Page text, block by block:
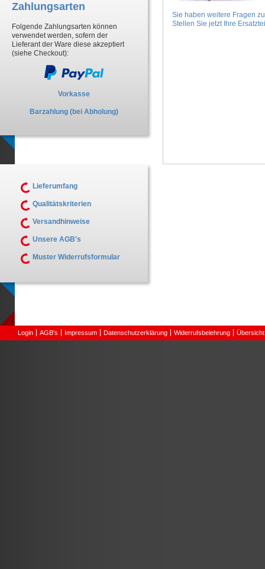
Sie haben weitere Fragen
Stellen Sie jetzt Ihre
Zahlungsarten
Folgende Zahlungsarten können
verwendet werden, sofern der
Lieferant der Ware diese akzeptiert
(siehe Checkout):
Vorkasse
Barzahlung (bei Abholung)
Lieferumfang
Qualitätskriterien
Versandhinweise
Unsere AGB's
Muster Widerrufsformular
Login AGB's Impressum Datenschutzerklärung Widerrufsbelehrung